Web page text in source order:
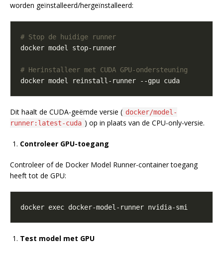
worden geïnstalleerd/hergeïnstalleerd:
# Stop de huidige runner
# Herinstalleer met CUDA GPU-ondersteuning
Dit haalt de CUDA-geëmde versie ( docker/model-
runner:latest-cuda ) op in plaats van de CPU-only-versie.
Controleer GPU-toegang
Controleer of de Docker Model Runner-container toegang
heeft tot de GPU:
Test model met GPU